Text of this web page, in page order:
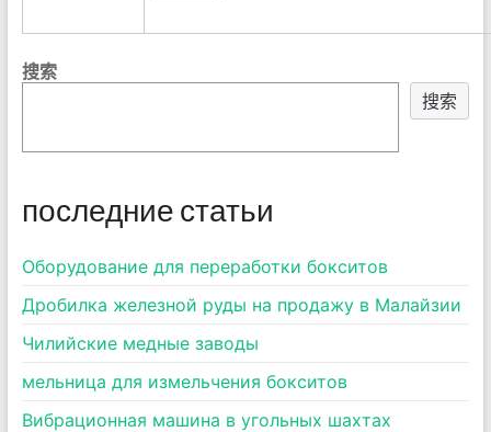
搜索
搜索
последние статьи
Оборудование для переработки бокситов
Дробилка железной руды на продажу в Малайзии
Чилийские медные заводы
мельница для измельчения бокситов
Вибрационная машина в угольных шахтах